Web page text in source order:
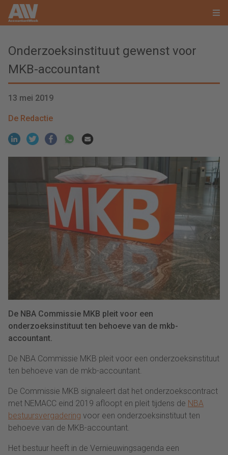
Onderzoeksinstituut gewenst voor
MKB-accountant
13 mei 2019
De Redactie
De NBA Commissie MKB pleit voor een
onderzoeksinstituut ten behoeve van de mkb-
accountant.
De NBA Commissie MKB pleit voor een onderzoeksinstituut
ten behoeve van de mkb-accountant.
De Commissie MKB signaleert dat het onderzoekscontract
met NEMACC eind 2019 afloopt en pleit tijdens de NBA
bestuursvergadering voor een onderzoeksinstituut ten
behoeve van de MKB-accountant.
Het bestuur heeft in de Vernieuwingsagenda een